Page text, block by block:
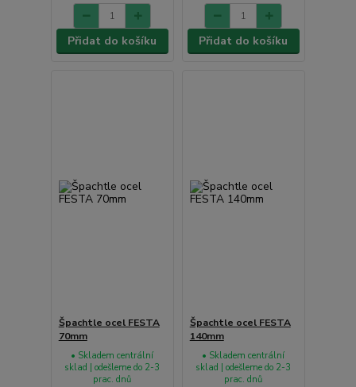
Přidat do košíku Přidat do košíku
Špachtle ocel FESTA
70mm
• Skladem centrální
sklad | odešleme do 2-3
prac. dnů
Špachtle ocel FESTA
140mm
• Skladem centrální
sklad | odešleme do 2-3
prac. dnů